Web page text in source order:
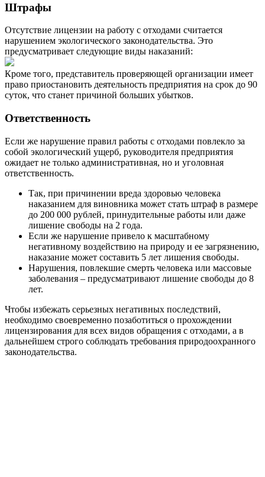
Штрафы
Отсутствие лицензии на работу с отходами считается
нарушением экологического законодательства. Это
предусматривает следующие виды наказаний:
Кроме того, представитель проверяющей организации имеет
право приостановить деятельность предприятия на срок до 90
суток, что станет причиной больших убытков.
Ответственность
Если же нарушение правил работы с отходами повлекло за
собой экологический ущерб, руководителя предприятия
ожидает не только административная, но и уголовная
ответственность.
Так, при причинении вреда здоровью человека
наказанием для виновника может стать штраф в размере
до 200 000 рублей, принудительные работы или даже
лишение свободы на 2 года.
Если же нарушение привело к масштабному
негативному воздействию на природу и ее загрязнению,
наказание может составить 5 лет лишения свободы.
Нарушения, повлекшие смерть человека или массовые
заболевания – предусматривают лишение свободы до 8
лет.
Чтобы избежать серьезных негативных последствий,
необходимо своевременно позаботиться о прохождении
лицензирования для всех видов обращения с отходами, а в
дальнейшем строго соблюдать требования природоохранного
законодательства.